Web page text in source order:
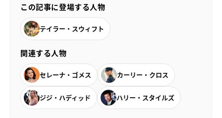
この記事に登場する人物
テイラー・スウィフト
関連する人物
セレーナ・ゴメス カーリー・クロス
ジジ・ハディッド ハリー・スタイルズ